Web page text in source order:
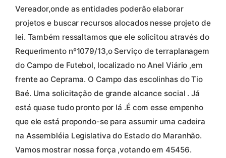
Vereador,onde as entidades poderão elaborar
projetos e buscar recursos alocados nesse projeto de
lei. Também ressaltamos que ele solicitou através do
Requerimento nº1079/13,o Serviço de terraplanagem
do Campo de Futebol, localizado no Anel Viário ,em
frente ao Ceprama. O Campo das escolinhas do Tio
Baé. Uma solicitação de grande alcance social . Já
está quase tudo pronto por lá .É com esse empenho
que ele está propondo-se para assumir uma cadeira
na Assembléia Legislativa do Estado do Maranhão.
Vamos mostrar nossa força ,votando em 45456.